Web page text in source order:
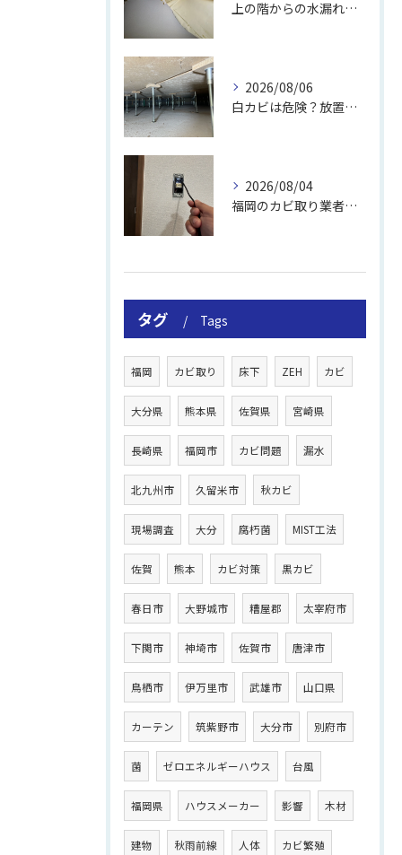
上の階からの水漏れでカビ｜対処法と業者
2026/08/06
白カビは危険？放置のリスクと取り方
2026/08/04
福岡のカビ取り業者おすすめの選び方と費用
タグ Tags
福岡 カビ取り 床下 ZEH カビ
大分県 熊本県 佐賀県 宮崎県
長崎県 福岡市 カビ問題 漏水
北九州市 久留米市 秋カビ
現場調査 大分 腐朽菌 MIST工法
佐賀 熊本 カビ対策 黒カビ
春日市 大野城市 糟屋郡 太宰府市
下関市 神埼市 佐賀市 唐津市
鳥栖市 伊万里市 武雄市 山口県
カーテン 筑紫野市 大分市 別府市
菌 ゼロエネルギーハウス 台風
福岡県 ハウスメーカー 影響 木材
建物 秋雨前線 人体 カビ繁殖